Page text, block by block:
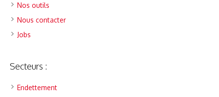
Nos outils
Nous contacter
Jobs
Secteurs :
Endettement